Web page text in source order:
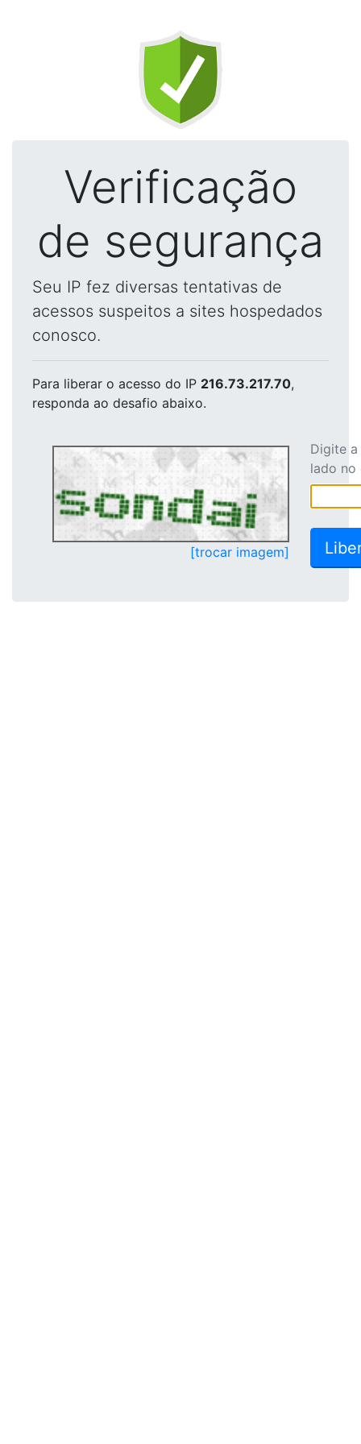
Verificação
de segurança
Seu IP fez diversas tentativas de
acessos suspeitos a sites hospedados
conosco.
Para liberar o acesso do IP 216.73.217.70,
responda ao desafio abaixo.
[trocar imagem]
Digite
lado no